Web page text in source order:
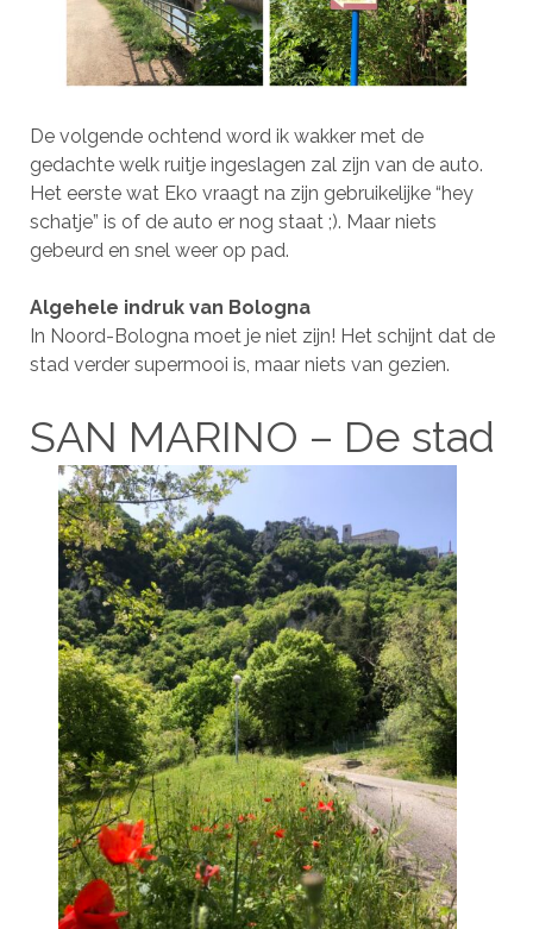
De volgende ochtend word ik wakker met de
gedachte welk ruitje ingeslagen zal zijn van de auto.
Het eerste wat Eko vraagt na zijn gebruikelijke “hey
schatje” is of de auto er nog staat ;). Maar niets
gebeurd en snel weer op pad.
Algehele indruk van Bologna
In Noord-Bologna moet je niet zijn! Het schijnt dat de
stad verder supermooi is, maar niets van gezien.
SAN MARINO – De stad